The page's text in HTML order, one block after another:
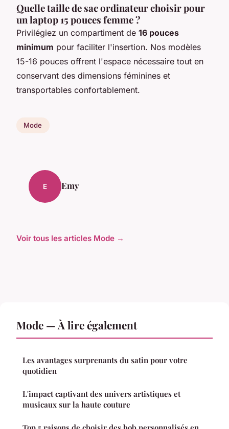
Quelle taille de sac ordinateur choisir pour
un laptop 15 pouces femme ?
Privilégiez un compartiment de 16 pouces
minimum pour faciliter l'insertion. Nos modèles
15-16 pouces offrent l'espace nécessaire tout en
conservant des dimensions féminines et
transportables confortablement.
Mode
E Emy
Voir tous les articles Mode →
Mode — À lire également
Les avantages surprenants du satin pour votre
quotidien
L'impact captivant des univers artistiques et
musicaux sur la haute couture